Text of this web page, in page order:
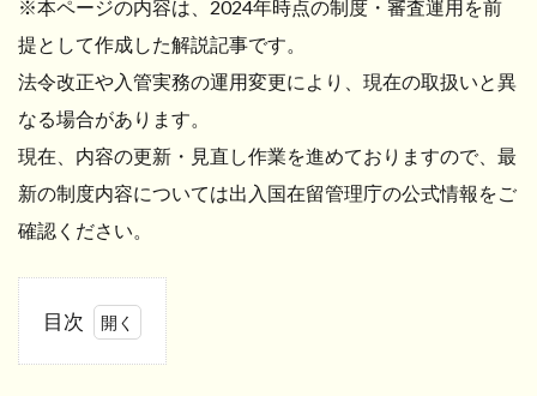
※本ページの内容は、2024年時点の制度・審査運用を前
提として作成した解説記事です。
法令改正や入管実務の運用変更により、現在の取扱いと異
なる場合があります。
現在、内容の更新・見直し作業を進めておりますので、最
新の制度内容については出入国在留管理庁の公式情報をご
確認ください。
目次